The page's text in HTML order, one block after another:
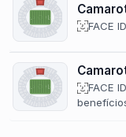
FACE ID
FACE ID